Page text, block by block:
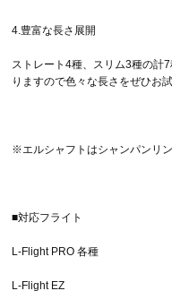
4.豊富な長さ展開
ストレート4種、スリム3種の計
りますので色々な長さをぜひお
※エルシャフトはシャンパンリ
■対応フライト
L-Flight PRO 各種
L-Flight EZ